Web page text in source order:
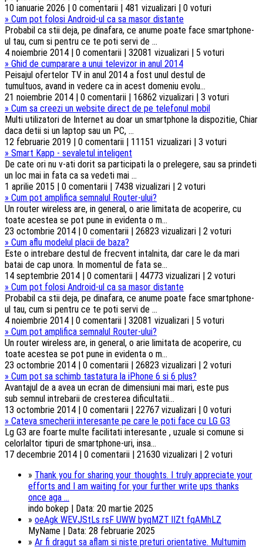
10 ianuarie 2026 | 0 comentarii | 481 vizualizari | 0 voturi
» Cum pot folosi Android-ul ca sa masor distante
Probabil ca stii deja, pe dinafara, ce anume poate face smartphone-
ul tau, cum si pentru ce te poti servi de ...
4 noiembrie 2014 | 0 comentarii | 32081 vizualizari | 5 voturi
» Ghid de cumparare a unui televizor in anul 2014
Peisajul ofertelor TV in anul 2014 a fost unul destul de
tumultuos, avand in vedere ca in acest domeniu evolu...
21 noiembrie 2014 | 0 comentarii | 16862 vizualizari | 3 voturi
» Cum sa creezi un website direct de pe telefonul mobil
Multi utilizatori de Internet au doar un smartphone la dispozitie, Chiar
daca detii si un laptop sau un PC, ...
12 februarie 2019 | 0 comentarii | 11151 vizualizari | 3 voturi
» Smart Kapp - sevaletul inteligent
De cate ori nu v-ati dorit sa participati la o prelegere, sau sa prindeti
un loc mai in fata ca sa vedeti mai ...
1 aprilie 2015 | 0 comentarii | 7438 vizualizari | 2 voturi
» Cum pot amplifica semnalul Router-ului?
Un router wireless are, in general, o arie limitata de acoperire, cu
toate acestea se pot pune in evidenta o m...
23 octombrie 2014 | 0 comentarii | 26823 vizualizari | 2 voturi
» Cum aflu modelul placii de baza?
Este o intrebare destul de frecvent intalnita, dar care le da mari
batai de cap unora. In momentul de fata se...
14 septembrie 2014 | 0 comentarii | 44773 vizualizari | 2 voturi
» Cum pot folosi Android-ul ca sa masor distante
Probabil ca stii deja, pe dinafara, ce anume poate face smartphone-
ul tau, cum si pentru ce te poti servi de ...
4 noiembrie 2014 | 0 comentarii | 32081 vizualizari | 5 voturi
» Cum pot amplifica semnalul Router-ului?
Un router wireless are, in general, o arie limitata de acoperire, cu
toate acestea se pot pune in evidenta o m...
23 octombrie 2014 | 0 comentarii | 26823 vizualizari | 2 voturi
» Cum pot sa schimb tastatura la iPhone 6 si 6 plus?
Avantajul de a avea un ecran de dimensiuni mai mari, este pus
sub semnul intrebarii de cresterea dificultatii...
13 octombrie 2014 | 0 comentarii | 22767 vizualizari | 0 voturi
» Cateva smecherii interesante pe care le poti face cu LG G3
Lg G3 are foarte multe facilitati interesante , uzuale si comune si
celorlaltor tipuri de smartphone-uri, insa...
17 decembrie 2014 | 0 comentarii | 21630 vizualizari | 2 voturi
» Thank you for sharing your thoughts. I truly appreciate your
efforts and I am waiting for your further write ups thanks
once aga ...
indo bokep | Data: 20 martie 2025
» oeAgk WEVJStLs rsF UWW byqMZT lIZt fqAMhLZ
MyName | Data: 28 februarie 2025
» Ar fi dragut sa aflam si niste preturi orientative. Multumim